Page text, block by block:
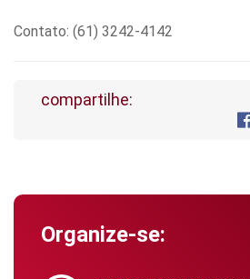
Contato: (61) 3242-4142
compartilhe:
Organize-se: